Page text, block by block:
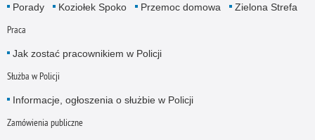
Porady
Koziołek Spoko Przemoc domowa Zielona Strefa
Praca
Jak zostać pracownikiem w Policji
Służba w Policji
Informacje, ogłoszenia o służbie w Policji
Zamówienia publiczne